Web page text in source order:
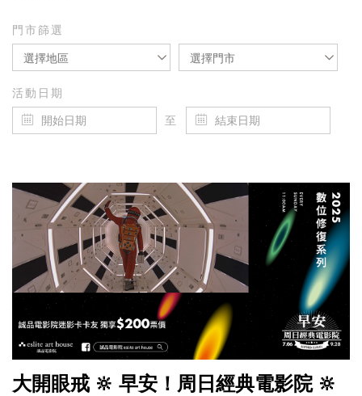
門市篩選
選擇地區 選擇門市
活動日期
至
大開眼戒 🔆 早安！周日經典電影院 🔆